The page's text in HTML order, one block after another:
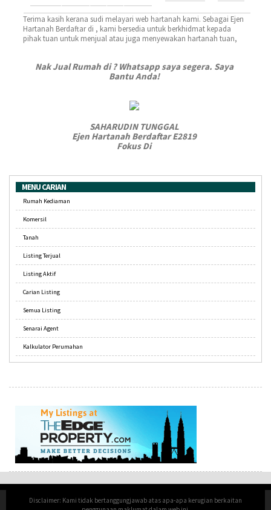
Terima kasih kerana sudi melayari web hartanah kami. Sebagai Ejen
Hartanah Berdaftar di , kami bersedia untuk berkhidmat kepada
pihak tuan untuk menjual atau juga menyewakan hartanah tuan,
Nak Jual Rumah di ? Whatsapp saya segera. Saya
Bantu Anda!
SAHARUDIN TUNGGAL
Ejen Hartanah Berdaftar E2819
Fokus Di
MENU CARIAN
Rumah Kediaman
Komersil
Tanah
Listing Terjual
Listing Aktif
Carian Listing
Semua Listing
Senarai Agent
Kalkulator Perumahan
Disclaimer: Kami tidak bertanggungjawab atas apa-apa kerugian berkaitan